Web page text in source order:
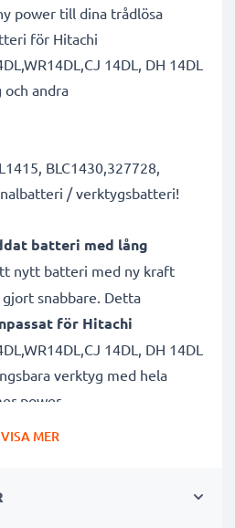
power till dina trådlösa
för Hitachi
14DL, DH 14DL
andra
BLC1430,327728,
/ verktygsbatteri!
batteri med lång
nytt batteri med ny kraft
snabbare. Detta
för Hitachi
14DL, DH 14DL
verktyg med hela
power.
för
VISA MER